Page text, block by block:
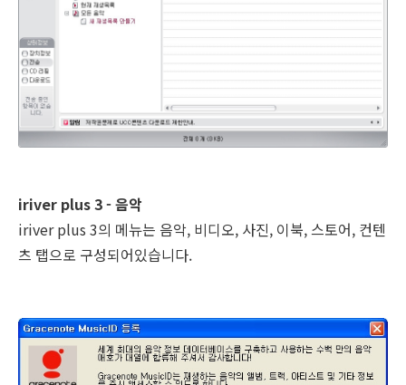
iriver plus 3 - 음악
iriver plus 3의 메뉴는 음악, 비디오, 사진, 이북, 스토어, 컨텐
츠 탭으로 구성되어있습니다.